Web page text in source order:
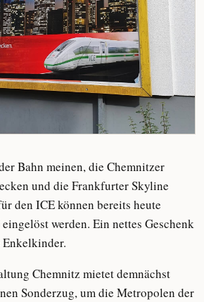
Bahn meinen, die Chemnitzer
und die Frankfurter Skyline
den ICE können bereits heute
werden. Ein nettes Geschenk
Chemnitz mietet demnächst
Sonderzug, um die Metropolen der